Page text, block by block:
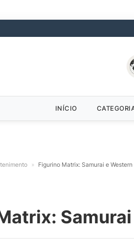
INÍCIO
» Figurino Matrix: Samurai e